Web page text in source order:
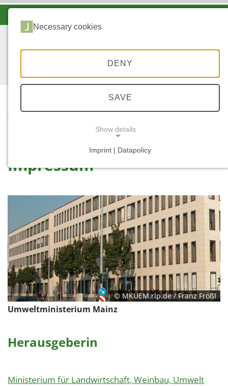
STARTSEITE
...
Impressum
© MKUEM.rlp.de / Franz Frößl
Umweltministerium Mainz
Herausgeberin
Ministerium für Landwirtschaft, Weinbau, Umwelt
Necessary cookies
DENY
SAVE
Show details
Imprint | Datapolicy